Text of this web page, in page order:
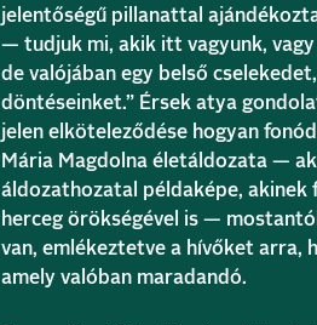
jelentőségű pillanattal
— tudjuk mi, akik itt vagyunk,
de valójában egy belső
döntéseinket.” Érsek atya
jelen elköteleződése hogyan
Mária Magdolna életáldozata —
áldozathozatal példaképe, akinek
herceg örökségével is —
van, emlékeztetve a hívőket arra,
amely valóban maradandó.